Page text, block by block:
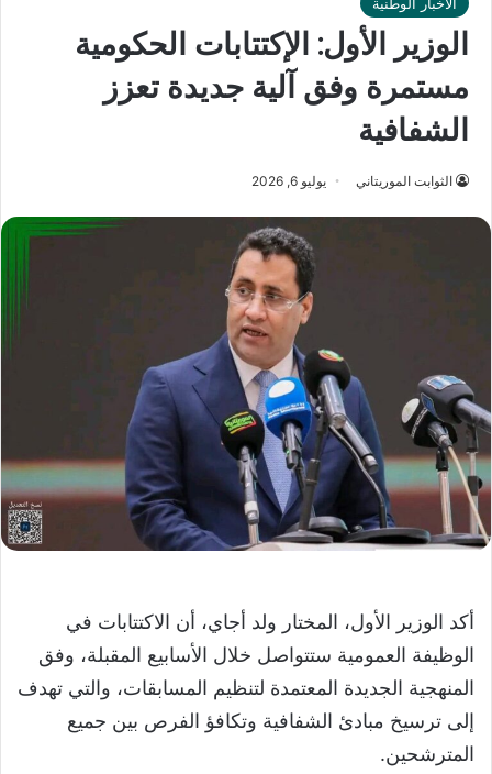
الوزير الأول: الإكتتابات الحكومية
مستمرة وفق آلية جديدة تعزز
الشفافية
الثوابت الموريتاني يوليو 6, 2026
أكد الوزير الأول، المختار ولد أجاي، أن الاكتتابات في
الوظيفة العمومية ستتواصل خلال الأسابيع المقبلة، وفق
المنهجية الجديدة المعتمدة لتنظيم المسابقات، والتي تهدف
إلى ترسيخ مبادئ الشفافية وتكافؤ الفرص بين جميع
المترشحين.